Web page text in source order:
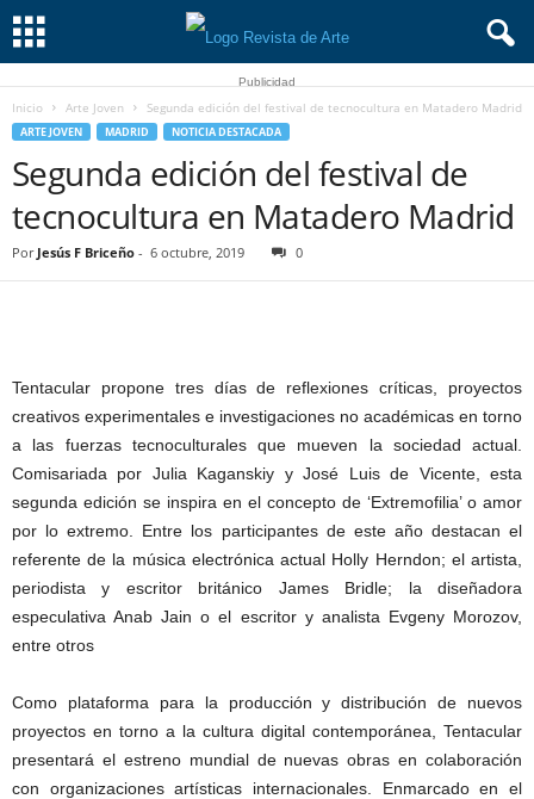
Publicidad
Inicio Arte Joven Segunda edición del festival de tecnocultura en Matadero Madrid
ARTE JOVEN MADRID NOTICIA DESTACADA
Segunda edición del festival de
tecnocultura en Matadero Madrid
Por Jesús F Briceño - 6 octubre, 2019 0
Tentacular propone tres días de reflexiones críticas, proyectos
creativos experimentales e investigaciones no académicas en torno
a las fuerzas tecnoculturales que mueven la sociedad actual.
Comisariada por Julia Kaganskiy y José Luis de Vicente, esta
segunda edición se inspira en el concepto de ‘Extremofilia’ o amor
por lo extremo. Entre los participantes de este año destacan el
referente de la música electrónica actual Holly Herndon; el artista,
periodista y escritor británico James Bridle; la diseñadora
especulativa Anab Jain o el escritor y analista Evgeny Morozov,
entre otros
Como plataforma para la producción y distribución de nuevos
proyectos en torno a la cultura digital contemporánea, Tentacular
presentará el estreno mundial de nuevas obras en colaboración
con organizaciones artísticas internacionales. Enmarcado en el